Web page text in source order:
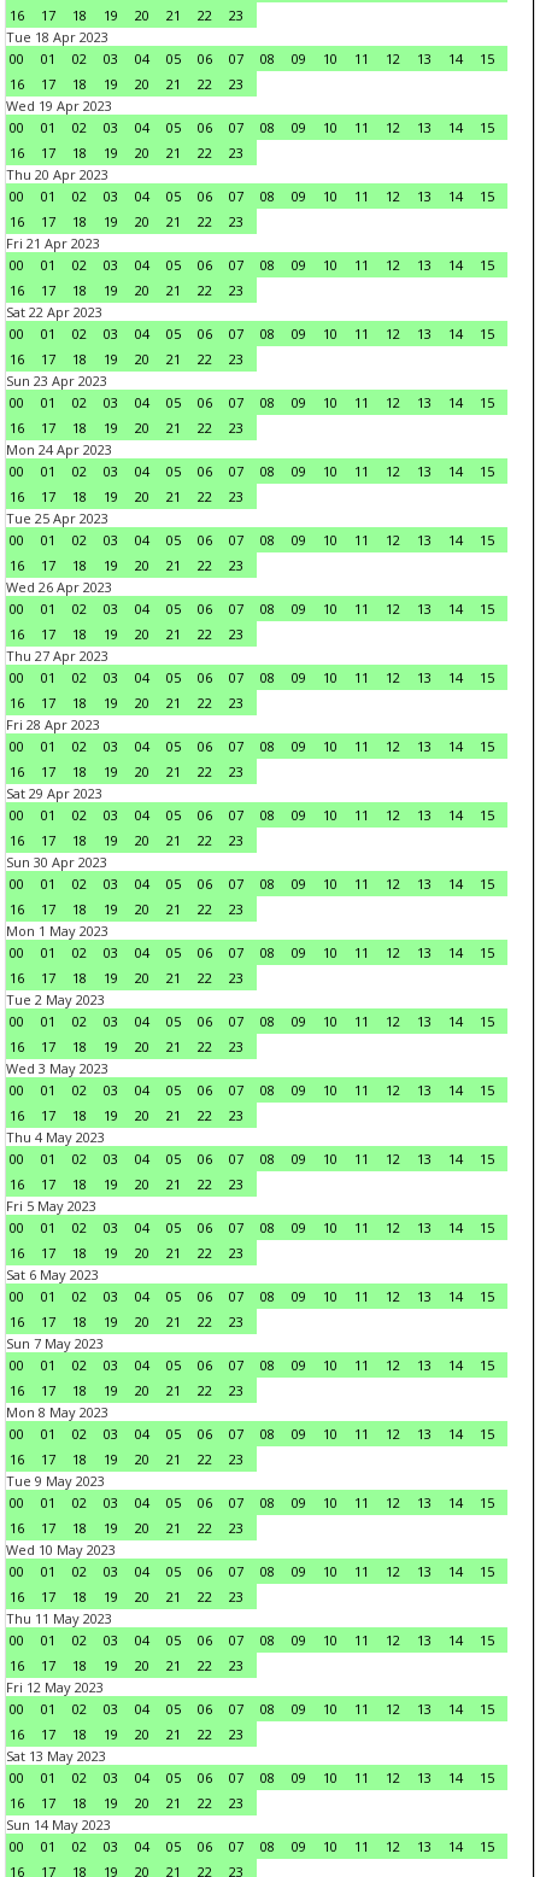
16
17 18 19 20 21 22
23
Tue 18 Apr 2023
00
01 02 03 04 05 06 07 08 09 10 11 12 13 14
15
16
17 18 19 20 21 22
23
Wed 19 Apr 2023
00
01 02 03 04 05 06 07 08 09 10 11 12 13 14
15
16
17 18 19 20 21 22
23
Thu 20 Apr 2023
00
01 02 03 04 05 06 07 08 09 10 11 12 13 14
15
16
17 18 19 20 21 22
23
Fri 21 Apr 2023
00
01 02 03 04 05 06 07 08 09 10 11 12 13 14
15
16
17 18 19 20 21 22
23
Sat 22 Apr 2023
00
01 02 03 04 05 06 07 08 09 10 11 12 13 14
15
16
17 18 19 20 21 22
23
Sun 23 Apr 2023
00
01 02 03 04 05 06 07 08 09 10 11 12 13 14
15
16
17 18 19 20 21 22
23
Mon 24 Apr 2023
00
01 02 03 04 05 06 07 08 09 10 11 12 13 14
15
16
17 18 19 20 21 22
23
Tue 25 Apr 2023
00
01 02 03 04 05 06 07 08 09 10 11 12 13 14
15
16
17 18 19 20 21 22
23
Wed 26 Apr 2023
00
01 02 03 04 05 06 07 08 09 10 11 12 13 14
15
16
17 18 19 20 21 22
23
Thu 27 Apr 2023
00
01 02 03 04 05 06 07 08 09 10 11 12 13 14
15
16
17 18 19 20 21 22
23
Fri 28 Apr 2023
00
01 02 03 04 05 06 07 08 09 10 11 12 13 14
15
16
17 18 19 20 21 22
23
Sat 29 Apr 2023
00
01 02 03 04 05 06 07 08 09 10 11 12 13 14
15
16
17 18 19 20 21 22
23
Sun 30 Apr 2023
00
01 02 03 04 05 06 07 08 09 10 11 12 13 14
15
16
17 18 19 20 21 22
23
Mon 1 May 2023
00
01 02 03 04 05 06 07 08 09 10 11 12 13 14
15
16
17 18 19 20 21 22
23
Tue 2 May 2023
00
01 02 03 04 05 06 07 08 09 10 11 12 13 14
15
16
17 18 19 20 21 22
23
Wed 3 May 2023
00
01 02 03 04 05 06 07 08 09 10 11 12 13 14
15
16
17 18 19 20 21 22
23
Thu 4 May 2023
00
01 02 03 04 05 06 07 08 09 10 11 12 13 14
15
16
17 18 19 20 21 22
23
Fri 5 May 2023
00
01 02 03 04 05 06 07 08 09 10 11 12 13 14
15
16
17 18 19 20 21 22
23
Sat 6 May 2023
00
01 02 03 04 05 06 07 08 09 10 11 12 13 14
15
16
17 18 19 20 21 22
23
Sun 7 May 2023
00
01 02 03 04 05 06 07 08 09 10 11 12 13 14
15
16
17 18 19 20 21 22
23
Mon 8 May 2023
00
01 02 03 04 05 06 07 08 09 10 11 12 13 14
15
16
17 18 19 20 21 22
23
Tue 9 May 2023
00
01 02 03 04 05 06 07 08 09 10 11 12 13 14
15
16
17 18 19 20 21 22
23
Wed 10 May 2023
00
01 02 03 04 05 06 07 08 09 10 11 12 13 14
15
16
17 18 19 20 21 22
23
Thu 11 May 2023
00
01 02 03 04 05 06 07 08 09 10 11 12 13 14
15
16
17 18 19 20 21 22
23
Fri 12 May 2023
00
01 02 03 04 05 06 07 08 09 10 11 12 13 14
15
16
17 18 19 20 21 22
23
Sat 13 May 2023
00
01 02 03 04 05 06 07 08 09 10 11 12 13 14
15
16
17 18 19 20 21 22
23
Sun 14 May 2023
00
01 02 03 04 05 06 07 08 09 10 11 12 13 14
15
16
17 18 19 20 21 22 23